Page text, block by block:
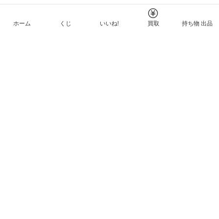
ホーム くじ いいね! 買取 持ち物 出品